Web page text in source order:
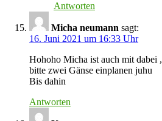
Antworten
Micha neumann sagt:
16. Juni 2021 um 16:33 Uhr
Hohoho Micha ist auch mit dabei ,
bitte zwei Gänse einplanen juhu
Bis dahin
Antworten